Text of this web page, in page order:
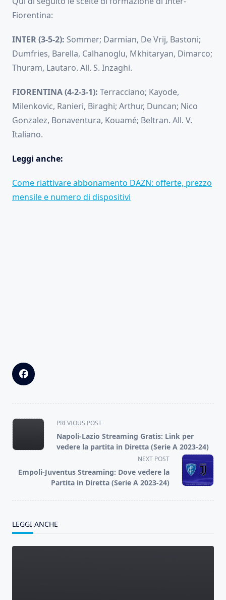
Fiorentina:
INTER (3-5-2): Sommer; Darmian, De Vrij, Bastoni;
Dumfries, Barella, Calhanoglu, Mkhitaryan, Dimarco;
Thuram, Lautaro. All. S. Inzaghi.
FIORENTINA (4-2-3-1): Terracciano; Kayode,
Milenkovic, Ranieri, Biraghi; Arthur, Duncan; Nico
Gonzalez, Bonaventura, Kouamé; Beltran. All. V.
Italiano.
Leggi anche:
Come riattivare abbonamento DAZN: offerte, prezzo
mensile e numero di dispositivi
<span
class="nav-
subtitle
reader-
text">Page</span>
PREVIOUS POST
Napoli-Lazio Streaming Gratis: Link per
vedere la partita in Diretta (Serie A 2023-24)
NEXT POST
Empoli-Juventus Streaming: Dove vedere la
Partita in Diretta (Serie A 2023-24)
LEGGI ANCHE